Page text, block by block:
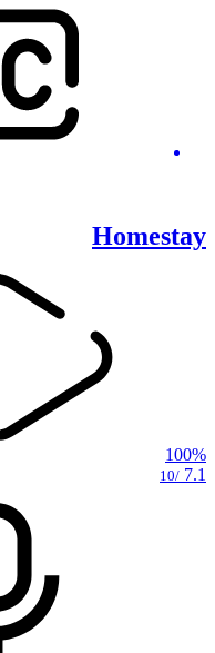
Homestay
100%
7.1
/10